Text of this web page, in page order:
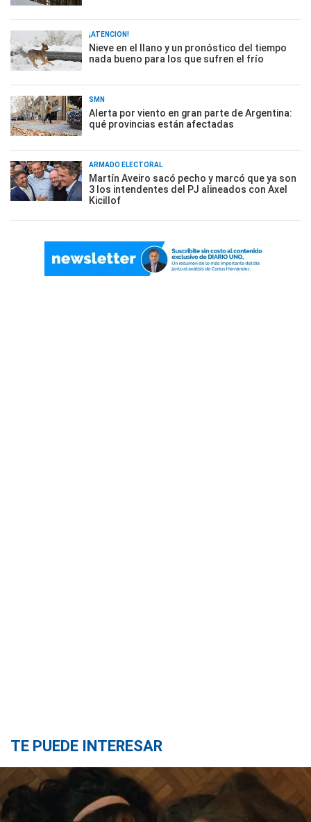
¡ATENCIÓN!
Nieve en el llano y un pronóstico del tiempo
nada bueno para los que sufren el frío
SMN
Alerta por viento en gran parte de Argentina:
qué provincias están afectadas
ARMADO ELECTORAL
Martín Aveiro sacó pecho y marcó que ya son
3 los intendentes del PJ alineados con Axel
Kicillof
TE PUEDE INTERESAR